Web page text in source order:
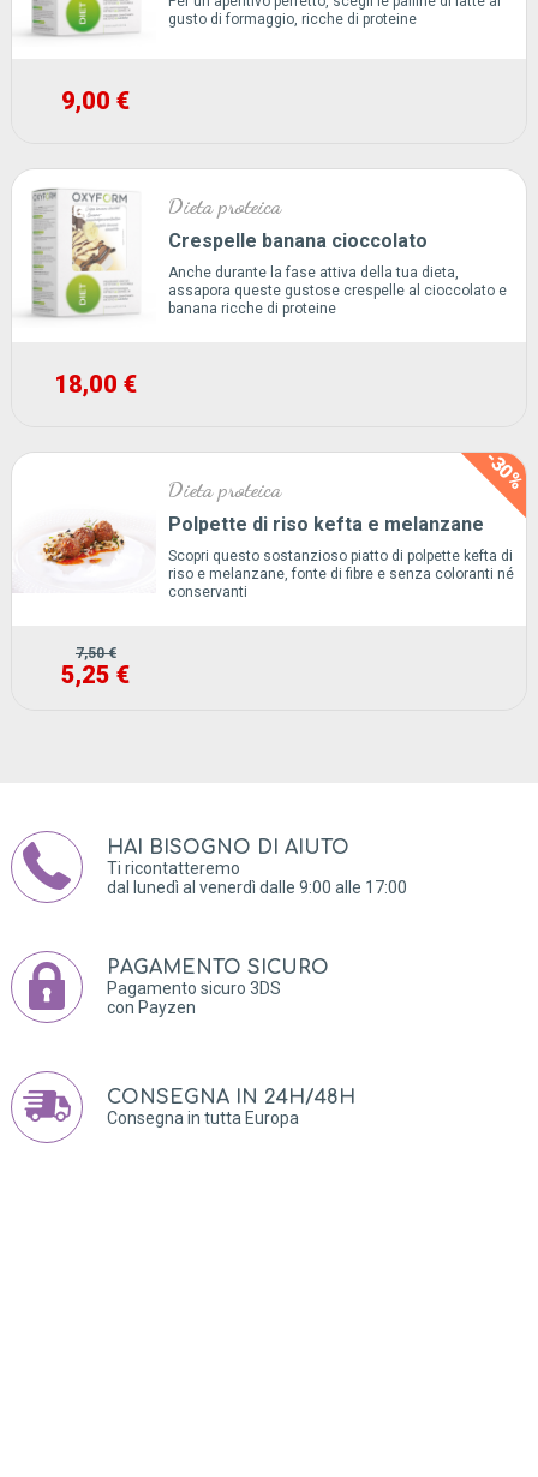
gusto di formaggio, ricche di proteine
9,00 €
Dieta proteica
Crespelle banana cioccolato
Anche durante la fase attiva della tua dieta,
assapora queste gustose crespelle al cioccolato e
banana ricche di proteine
18,00 €
-30%
Dieta proteica
Polpette di riso kefta e melanzane
Scopri questo sostanzioso piatto di polpette kefta di
riso e melanzane, fonte di fibre e senza coloranti né
conservanti
7,50 €
5,25 €
HAI BISOGNO DI AIUTO
Ti ricontatteremo
dal lunedì al venerdì dalle 9:00 alle 17:00
PAGAMENTO SICURO
Pagamento sicuro 3DS
con Payzen
CONSEGNA IN 24H/48H
Consegna in tutta Europa